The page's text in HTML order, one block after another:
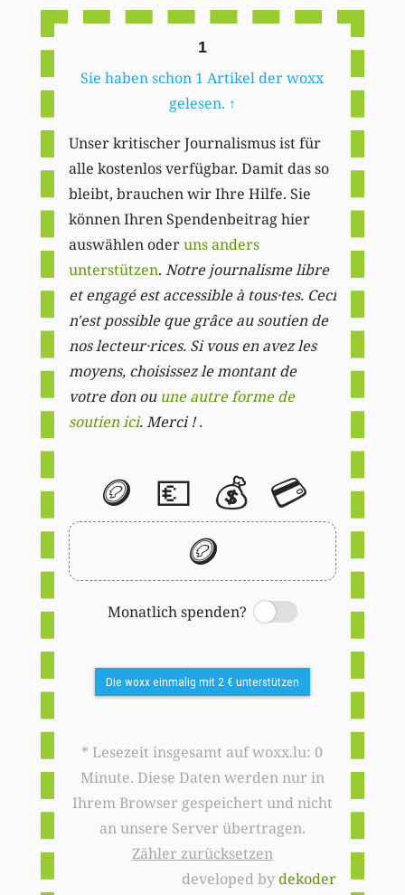
1
Sie haben schon 1 Artikel der woxx
gelesen. ↑
Unser kritischer Journalismus ist für
alle kostenlos verfügbar. Damit das so
bleibt, brauchen wir Ihre Hilfe. Sie
können Ihren Spendenbeitrag hier
auswählen oderuns anders
unterstützen. Notre journalisme libre
et engagé est accessible à tous·tes. Ceci
n'est possible que grâce au soutien de
nos lecteur·rices. Si vous en avez les
moyens, choisissez le montant de
votre don ou une autre forme de
soutien ici. Merci ! .
🪙 💶 💰 💳
🪙
Monatlich spenden?
Switch
Die woxx einmalig mit 2 € unterstützen
* Lesezeit insgesamt auf woxx.lu: 0
Minute. Diese Daten werden nur in
Ihrem Browser gespeichert und nicht
an unsere Server übertragen.
Zähler zurücksetzen
developed bydekoder